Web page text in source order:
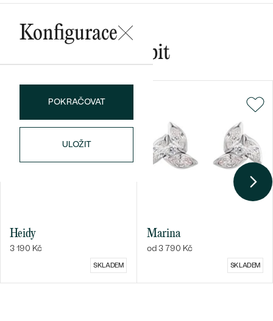
Konfigurace
POKRAČOVAT
ULOŽIT
Mohlo by se vám líbit
Heidy
3 190 Kč
SKLADEM
Marina
od 3 790 Kč
SKLADEM